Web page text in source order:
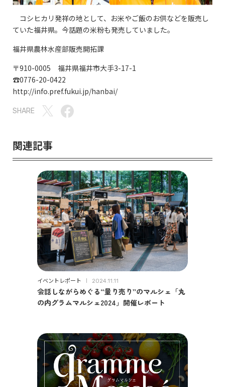
コシヒカリ発祥の地として、お米やご飯のお供などを販売し
ていた福井県。今話題の米粉も発売していました。
福井県農林水産部販売開拓課
〒910-0005 福井県福井市大手3-17-1
☎0776-20-0422
http://info.pref.fukui.jp/hanbai/
SHARE
関連記事
イベントレポート 2024.11.11
会話しながらめぐる“量り売り”のマルシェ「丸
の内グラムマルシェ2024」開催レポート